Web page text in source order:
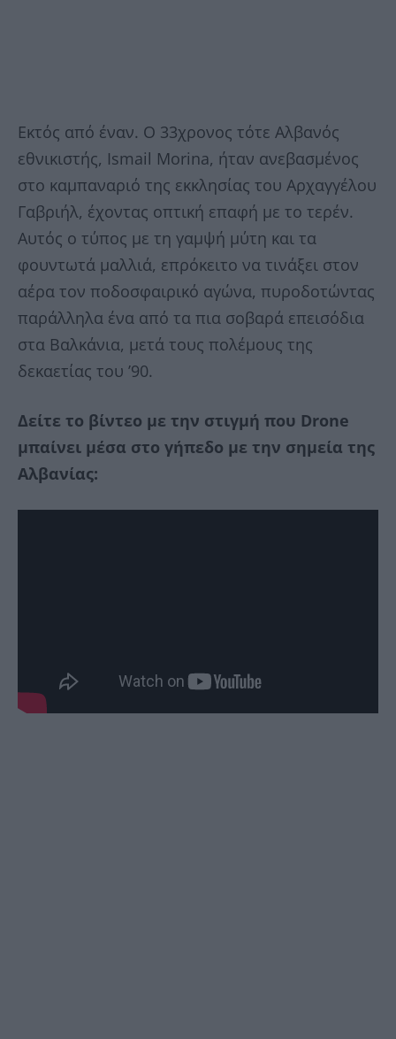
Εκτός από έναν. Ο 33χρονος τότε Αλβανός
εθνικιστής, Ismail Morina, ήταν ανεβασμένος
στο καμπαναριό της εκκλησίας του Αρχαγγέλου
Γαβριήλ, έχοντας οπτική επαφή με το τερέν.
Αυτός ο τύπος με τη γαμψή μύτη και τα
φουντωτά μαλλιά, επρόκειτο να τινάξει στον
αέρα τον ποδοσφαιρικό αγώνα, πυροδοτώντας
παράλληλα ένα από τα πια σοβαρά επεισόδια
στα Βαλκάνια, μετά τους πολέμους της
δεκαετίας του ’90.
Δείτε το βίντεο με την στιγμή που Drone
μπαίνει μέσα στο γήπεδο με την σημεία της
Αλβανίας: